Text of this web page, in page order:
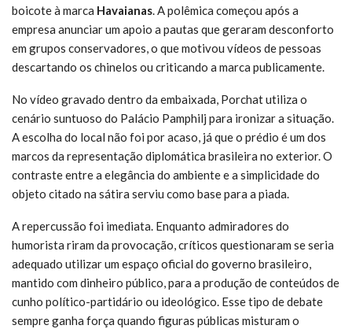
boicote à marca Havaianas. A polêmica começou após a
empresa anunciar um apoio a pautas que geraram desconforto
em grupos conservadores, o que motivou vídeos de pessoas
descartando os chinelos ou criticando a marca publicamente.
No vídeo gravado dentro da embaixada, Porchat utiliza o
cenário suntuoso do Palácio Pamphilj para ironizar a situação.
A escolha do local não foi por acaso, já que o prédio é um dos
marcos da representação diplomática brasileira no exterior. O
contraste entre a elegância do ambiente e a simplicidade do
objeto citado na sátira serviu como base para a piada.
A repercussão foi imediata. Enquanto admiradores do
humorista riram da provocação, críticos questionaram se seria
adequado utilizar um espaço oficial do governo brasileiro,
mantido com dinheiro público, para a produção de conteúdos de
cunho político-partidário ou ideológico. Esse tipo de debate
sempre ganha força quando figuras públicas misturam o